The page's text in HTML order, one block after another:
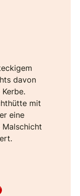
davon
mit
eine
Malschicht